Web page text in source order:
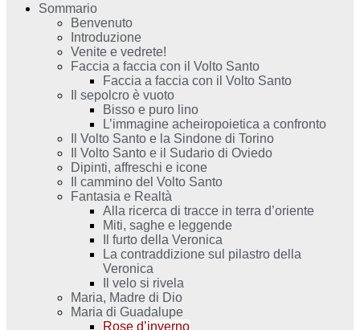
Sommario
Benvenuto
Introduzione
Venite e vedrete!
Faccia a faccia con il Volto Santo
Faccia a faccia con il Volto Santo
Il sepolcro è vuoto
Bisso e puro lino
L’immagine acheiropoietica a confronto
Il Volto Santo e la Sindone di Torino
Il Volto Santo e il Sudario di Oviedo
Dipinti, affreschi e icone
Il cammino del Volto Santo
Fantasia e Realtà
Alla ricerca di tracce in terra d’oriente
Miti, saghe e leggende
Il furto della Veronica
La contraddizione sul pilastro della
Veronica
Il velo si rivela
Maria, Madre di Dio
Maria di Guadalupe
Rose d’inverno